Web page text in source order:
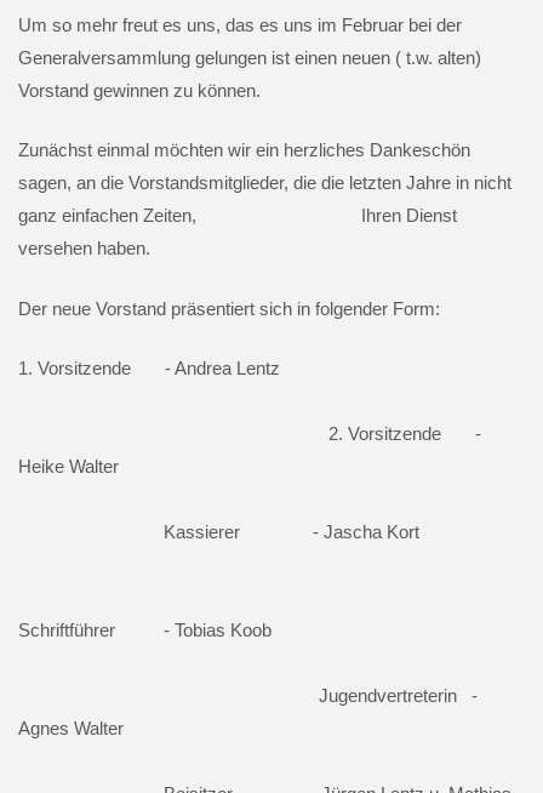
Um so mehr freut es uns, das es uns im Februar bei der
Generalversammlung gelungen ist einen neuen ( t.w. alten)
Vorstand gewinnen zu können.
Zunächst einmal möchten wir ein herzliches Dankeschön
sagen, an die Vorstandsmitglieder, die die letzten Jahre in nicht
ganz einfachen Zeiten, Ihren Dienst
versehen haben.
Der neue Vorstand präsentiert sich in folgender Form:
1. Vorsitzende - Andrea Lentz
2. Vorsitzende -
Heike Walter
Kassierer - Jascha Kort
Schriftführer - Tobias Koob
Jugendvertreterin -
Agnes Walter